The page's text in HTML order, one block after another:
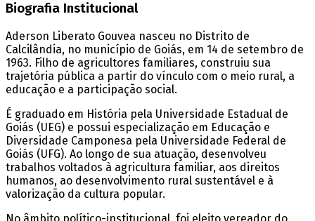
Biografia Institucional
Aderson Liberato Gouvea nasceu no Distrito de
Calcilândia, no município de Goiás, em 14 de setembro de
1963. Filho de agricultores familiares, construiu sua
trajetória pública a partir do vínculo com o meio rural, a
educação e a participação social.
É graduado em História pela Universidade Estadual de
Goiás (UEG) e possui especialização em Educação e
Diversidade Camponesa pela Universidade Federal de
Goiás (UFG). Ao longo de sua atuação, desenvolveu
trabalhos voltados à agricultura familiar, aos direitos
humanos, ao desenvolvimento rural sustentável e à
valorização da cultura popular.